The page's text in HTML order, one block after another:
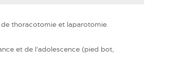
thoracotomie et laparotomie.
et de l'adolescence (pied bot,